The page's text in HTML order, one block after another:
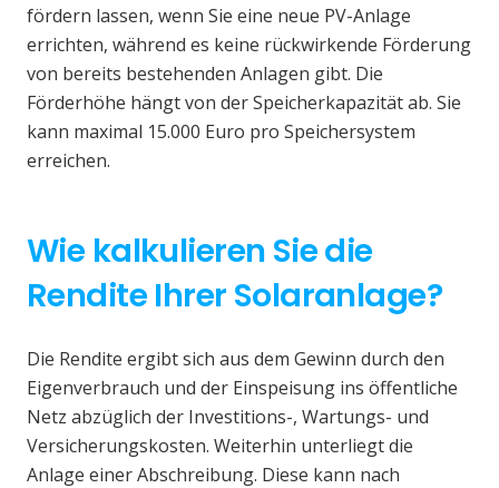
fördern lassen, wenn Sie eine neue PV-Anlage
errichten, während es keine rückwirkende Förderung
von bereits bestehenden Anlagen gibt. Die
Förderhöhe hängt von der Speicherkapazität ab. Sie
kann maximal 15.000 Euro pro Speichersystem
erreichen.
Wie kalkulieren Sie die
Rendite Ihrer Solaranlage?
Die Rendite ergibt sich aus dem Gewinn durch den
Eigenverbrauch und der Einspeisung ins öffentliche
Netz abzüglich der Investitions-, Wartungs- und
Versicherungskosten. Weiterhin unterliegt die
Anlage einer Abschreibung. Diese kann nach